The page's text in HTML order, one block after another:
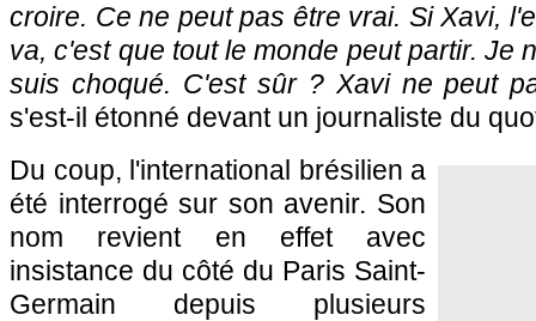
croire. Ce ne peut pas être vrai. Si Xavi,
va, c'est que tout le monde peut partir. Je
suis choqué. C'est sûr ? Xavi ne peut
s'est-il étonné devant un journaliste du
Du coup, l'international brésilien a
été interrogé sur son avenir. Son
nom revient en effet avec
insistance du côté du Paris Saint-
Germain depuis plusieurs